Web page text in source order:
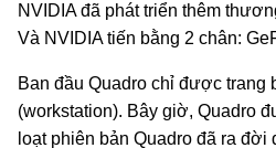
NVIDIA đã phát triển thêm
Và NVIDIA tiến bằng 2 chân:
Ban đầu Quadro chỉ được trang
(workstation). Bây giờ, Quadro
loạt phiên bản Quadro đã ra đời